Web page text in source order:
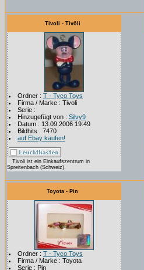
Tivoli - Tivöli
Ordner : T - Tyco Toys
Firma / Marke : Tivoli
Serie :
Hinzugefügt von : Silvy9
Datum : 13.09.2006 19:49
Bildhits : 7470
auf Ebay kaufen!
Tivoli ist ein Einkaufszentrum in
Spreitenbach (Schweiz).
Toyota - Pin
Ordner : T - Tyco Toys
Firma / Marke : Toyota
Serie : Pin